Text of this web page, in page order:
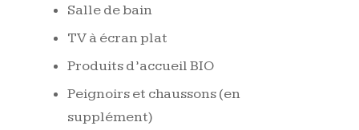
Salle de bain
TV à écran plat
Produits d’accueil BIO
Peignoirs et chaussons (en
supplément)